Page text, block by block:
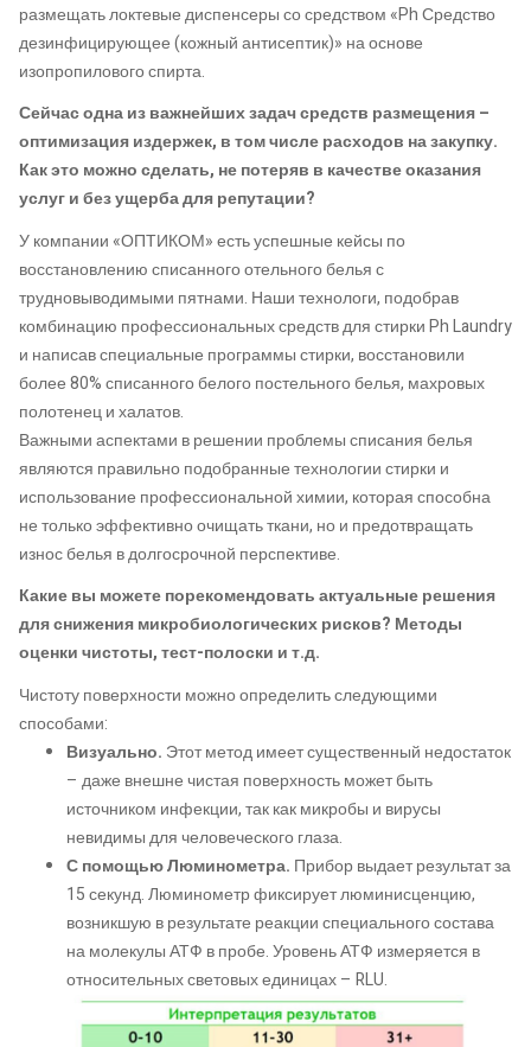
размещать локтевые диспенсеры со средством «Ph Средство
дезинфицирующее (кожный антисептик)» на основе
изопропилового спирта.
Сейчас одна из важнейших задач средств размещения –
оптимизация издержек, в том числе расходов на закупку.
Как это можно сделать, не потеряв в качестве оказания
услуг и без ущерба для репутации?
У компании «ОПТИКОМ» есть успешные кейсы по
восстановлению списанного отельного белья с
трудновыводимыми пятнами. Наши технологи, подобрав
комбинацию профессиональных средств для стирки Ph Laundry
и написав специальные программы стирки, восстановили
более 80% списанного белого постельного белья, махровых
полотенец и халатов.
Важными аспектами в решении проблемы списания белья
являются правильно подобранные технологии стирки и
использование профессиональной химии, которая способна
не только эффективно очищать ткани, но и предотвращать
износ белья в долгосрочной перспективе.
Какие вы можете порекомендовать актуальные решения
для снижения микробиологических рисков? Методы
оценки чистоты, тест-полоски и т.д.
Чистоту поверхности можно определить следующими
способами:
Визуально. Этот метод имеет существенный недостаток
– даже внешне чистая поверхность может быть
источником инфекции, так как микробы и вирусы
невидимы для человеческого глаза.
С помощью Люминометра. Прибор выдает результат за
15 секунд. Люминометр фиксирует люминисценцию,
возникшую в результате реакции специального состава
на молекулы АТФ в пробе. Уровень АТФ измеряется в
относительных световых единицах – RLU.